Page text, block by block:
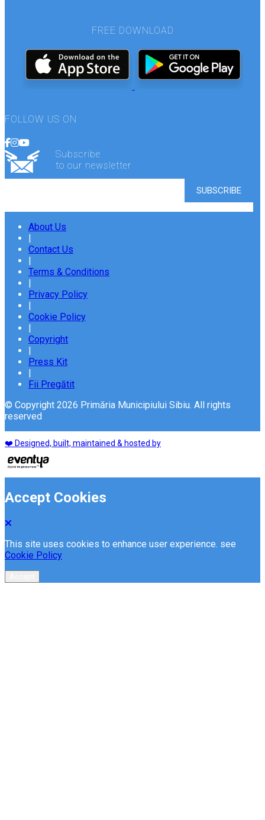
FREE DOWNLOAD
FOLLOW US ON
Subscribe
to our newsletter
About Us
Contact Us
Terms & Conditions
Privacy Policy
Cookie Policy
Copyright
Press Kit
Fii Pregătit
© Copyright 2026 Primăria Municipiului Sibiu. All rights
reserved
❤️ Designed, built, maintained & hosted by
Accept Cookies
This site uses cookies to enhance user experience. see
Cookie Policy